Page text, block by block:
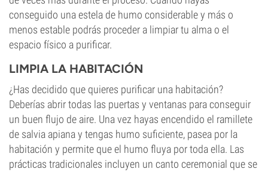
conseguido una estela de humo considerable y más o
menos estable podrás proceder a limpiar tu alma o el
espacio físico a purificar.
LIMPIA LA HABITACIÓN
¿Has decidido que quieres purificar una habitación?
Deberías abrir todas las puertas y ventanas para conseguir
un buen flujo de aire. Una vez hayas encendido el ramillete
de salvia apiana y tengas humo suficiente, pasea por la
habitación y permite que el humo fluya por toda ella. Las
prácticas tradicionales incluyen un canto ceremonial que se